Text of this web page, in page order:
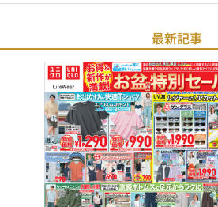
最新記事